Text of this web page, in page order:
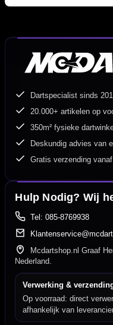
Dartspecialist sinds
20.000+ artikelen op
350m² fysieke
Deskundig advies van
Gratis verzending
Hulp Nodig? Wij
Tel: 085-8769938
Mcdartshop.nl Graaf
Nederland.
Verwerking &
Op voorraad: direct
afhankelijk van